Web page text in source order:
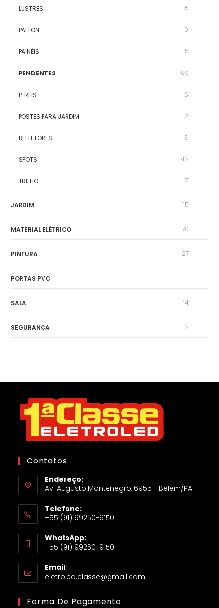
LUSTRES 15
PAFLON 0
PAINÉIS 15
PENDENTES 89
PERFIS 5
POSTES PARA JARDIM 2
REFLETORES 3
SPOTS 42
TRILHO 7
JARDIM 15
MATERIAL ELÉTRICO 170
PINTURA 27
PORTAS PVC 1
SALA 14
SEGURANÇA 12
Contatos
Endereço:
Av. Augusto Montenegro, 6955 - Belém/PA
Telefone:
+55 (91) 99260-9150
WhatsApp:
+55 (91) 99260-9150
Email:
eletroled.classe@gmail.com
Forma De Pagamento